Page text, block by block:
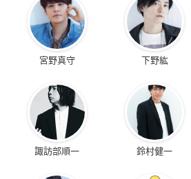
宮野真守 下野紘
諏訪部順一 鈴村健一